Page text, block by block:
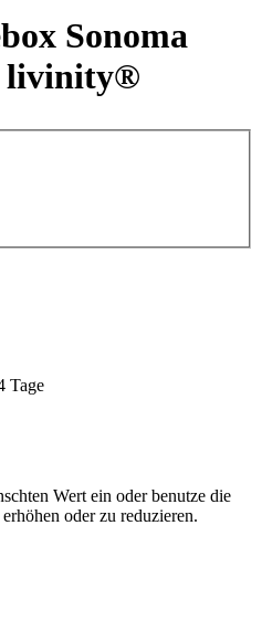
Sonoma
livinity®
Tage
Wert ein oder benutze die
oder zu reduzieren.